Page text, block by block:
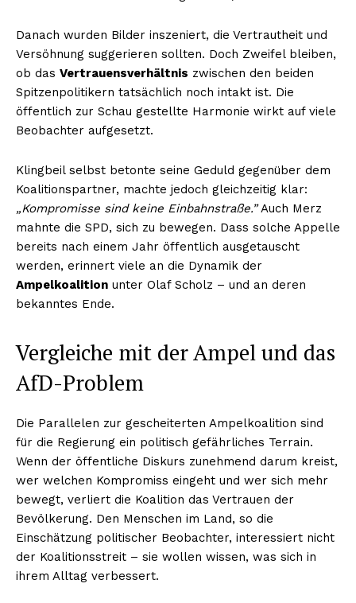
Danach wurden Bilder inszeniert, die Vertrautheit und
Versöhnung suggerieren sollten. Doch Zweifel bleiben,
ob das Vertrauensverhältnis zwischen den beiden
Spitzenpolitikern tatsächlich noch intakt ist. Die
öffentlich zur Schau gestellte Harmonie wirkt auf viele
Beobachter aufgesetzt.
Klingbeil selbst betonte seine Geduld gegenüber dem
Koalitionspartner, machte jedoch gleichzeitig klar:
„Kompromisse sind keine Einbahnstraße.”Auch Merz
mahnte die SPD, sich zu bewegen. Dass solche Appelle
bereits nach einem Jahr öffentlich ausgetauscht
werden, erinnert viele an die Dynamik der
Ampelkoalition unter Olaf Scholz – und an deren
bekanntes Ende.
Vergleiche mit der Ampel und das
AfD-Problem
Die Parallelen zur gescheiterten Ampelkoalition sind
für die Regierung ein politisch gefährliches Terrain.
Wenn der öffentliche Diskurs zunehmend darum kreist,
wer welchen Kompromiss eingeht und wer sich mehr
bewegt, verliert die Koalition das Vertrauen der
Bevölkerung. Den Menschen im Land, so die
Einschätzung politischer Beobachter, interessiert nicht
der Koalitionsstreit – sie wollen wissen, was sich in
ihrem Alltag verbessert.